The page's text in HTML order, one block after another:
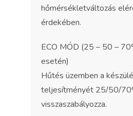
hőmérsékletváltozás
érdekében.
ECO MÓD (25 – 50 –
esetén)
Hűtés üzemben a
teljesítményét 25/50/
visszaszabályozza.